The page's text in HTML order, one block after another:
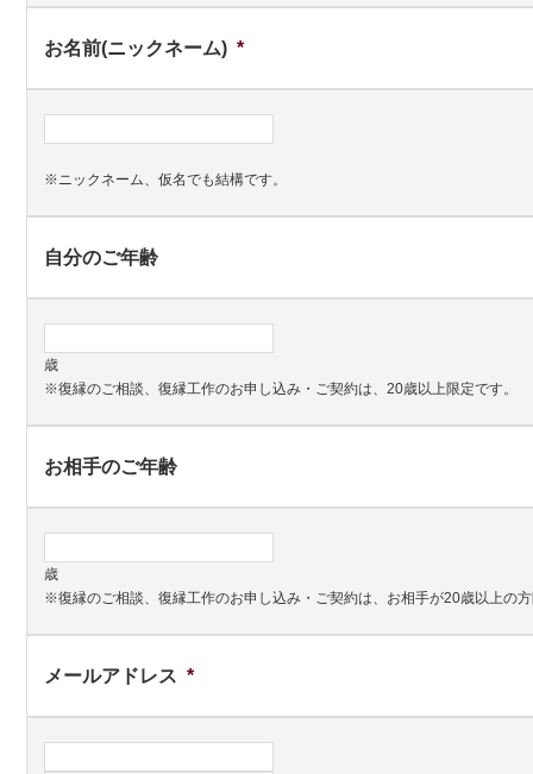
お名前(ニックネーム) *
※ニックネーム、仮名でも結構です。
自分のご年齢
歳
※復縁のご相談、復縁工作のお申し込み・ご契約は、20歳以上限定です。
お相手のご年齢
歳
※復縁のご相談、復縁工作のお申し込み・ご契約は、お相手が20歳以上の
メールアドレス *